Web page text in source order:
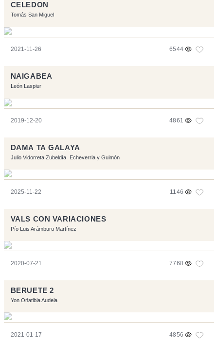
CELEDON
Tomás San Miguel
2021-11-26 6544
NAIGABEA
León Laspiur
2019-12-20 4861
DAMA TA GALAYA
Julio Vidorreta Zubeldía Echeverria y Guimón
2025-11-22 1146
VALS CON VARIACIONES
Pío Luis Arámburu Martínez
2020-07-21 7768
BERUETE 2
Yon Oñatibia Audela
2021-01-17 4856